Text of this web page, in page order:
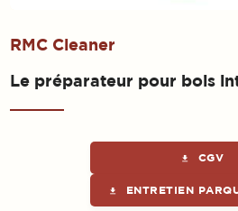
RMC Cleaner
Le préparateur pour bois
get_app CGV
get_app ENTRETIEN